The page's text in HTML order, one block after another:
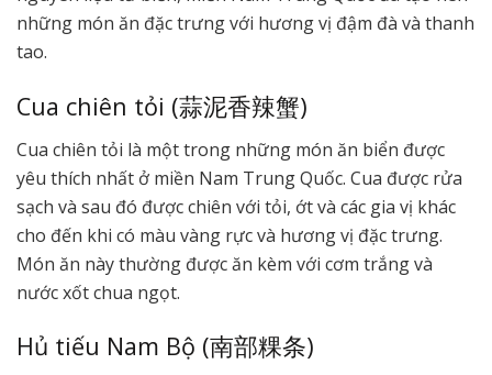
những món ăn đặc trưng với hương vị đậm đà và thanh
tao.
Cua chiên tỏi (蒜泥香辣蟹)
Cua chiên tỏi là một trong những món ăn biển được
yêu thích nhất ở miền Nam Trung Quốc. Cua được rửa
sạch và sau đó được chiên với tỏi, ớt và các gia vị khác
cho đến khi có màu vàng rực và hương vị đặc trưng.
Món ăn này thường được ăn kèm với cơm trắng và
nước xốt chua ngọt.
Hủ tiếu Nam Bộ (南部粿条)